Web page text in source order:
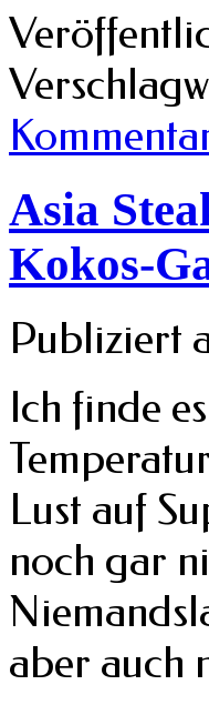
Asia
Kokos-
Publiziert
Ich finde
Lust auf
noch gar
aber auch